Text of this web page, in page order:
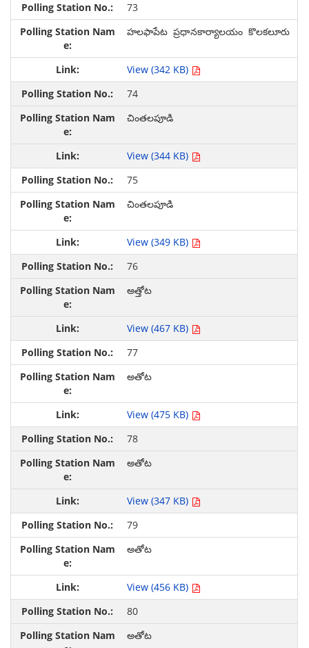
73
హలఫాపేట ప్రధానకార్యాలయం కొలకలూరు
View (342 KB)
74
చింతలపూడి
View (344 KB)
75
చింతలపూడి
View (349 KB)
76
అత్తోట
View (467 KB)
77
అతోట
View (475 KB)
78
అతోట
View (347 KB)
79
అతోట
View (456 KB)
80
అతోట